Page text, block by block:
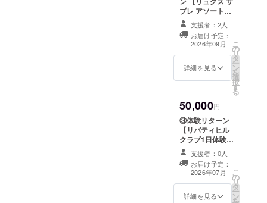
称略） ■利用回
数：６店舗利用
可能（ただし個
数限定の店舗あ
り） ■有効期
限：７月１日〜
９月３０日 ※特
別パスポート
（カード）をお
異なる６店舗を
ご選択くださ
い。（自由が丘
の魅力を楽しん
でいただく趣旨
のもと、同一店
舗はご使用いた
だけません） ※
参加店26店舗詳
ターンについ
載開始(2026年7
月）から1年間
（予定） ＜バス
車内＞ 掲載内容
・文字のみ
（ニックネーム
可） 掲載場所 ・
サンクスネイ
チャーバス車内
掲示（複数名を
まとめて掲載）
・1行あたり３～
４名（３～４団
体） 掲載サイズ
・B4用紙1枚～
複数枚にまとめ
て掲示 ・1名あ
たり文字サイズ
約24～28pt想定
で ■LUNCH
MENU
PASTA&PIZZA
サラダ、スー
プ、ドリンク
日替わりパスタ
ランチ（A～Cの
種類からお選び
ください） Ａ
チーノ Ｃ ク
リームソース
PIZZA LUNCH
サラダ、スー
プ、ドリンク付
１． マルゲリー
タ (モッツアレ
ラ・トマトソー
ス、バジル) ２．
シラスのマリ
ケーキ、マド
レーヌ、ダック
ワーズ、サブレ
など 人気焼き菓
子約12点の詰合
せです。。 ・内
レール 焼き菓子
詰合せ ・配送：
限定20セット
・発送予定：6月
//商品内容//焼菓
子 12点 パウン
ドケーキ・マド
レーヌ・米粉の
ダックワーズ・
サブレ等 定番人
気の焼菓子をセ
レクト //特定原
ブレ アソート】
自由が丘の人気
店 『自由が丘
ロール屋』の人
気商品 「リュク
ス サブレ アソー
ト」 をお届けし
ます。 さまざま
質な焼き菓子の
詰合せです。 パ
ティシエ辻口博
啓が手がけるス
イーツをお楽し
みください。 ・
内容：リュクス
サブレ アソー
ト ・配送：ご指
定の住所へお届
支援者：2人
お届け予定：
2026年09月
詳細を見る
こ
の
リ
タ
ー
ン
を
選
択
す
る
50,000円
③体験リターン
【リバティヒル
クラブ1日体験ラ
ンチご招待（ペ
ア）】 自由が丘
にある会員制ス
ポーツクラブ
『リバティヒル
クラブ』を２名
支援者：0人
お届け予定：
2026年07月
詳細を見る
こ
の
リ
タ
ー
ン
を